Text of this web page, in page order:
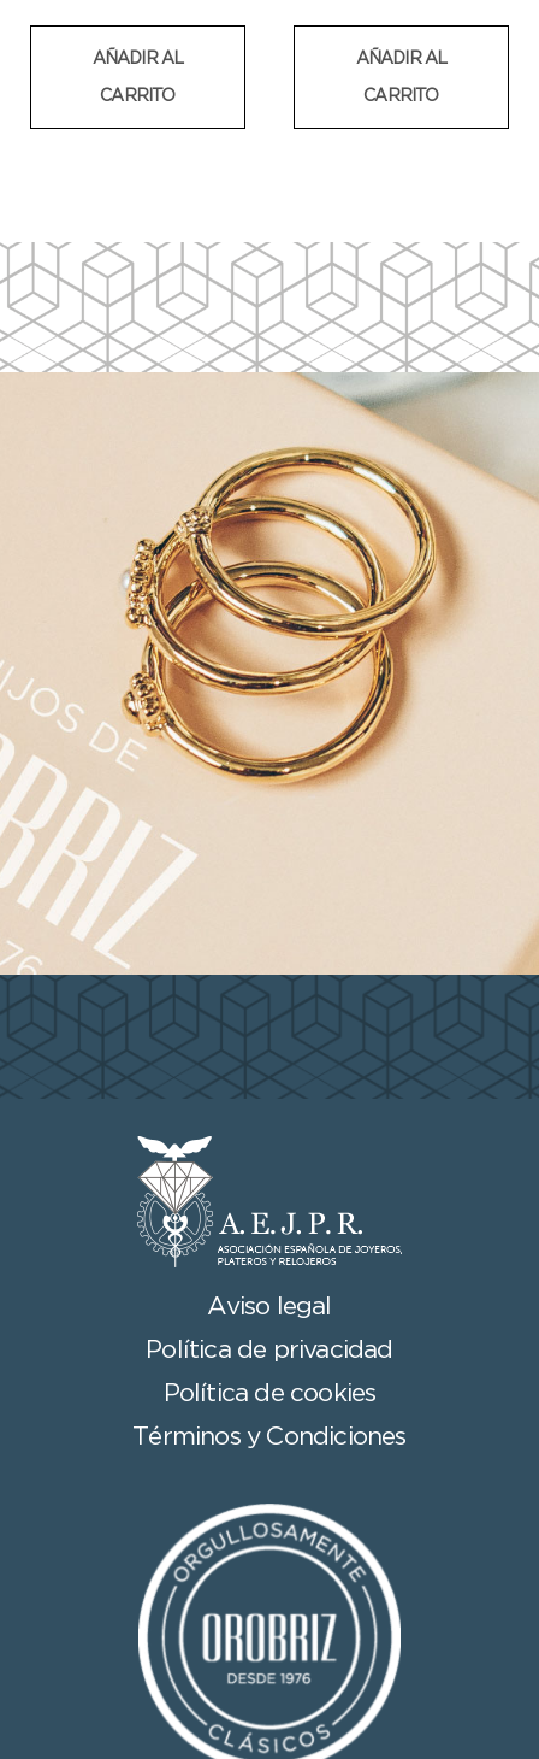
AÑADIR AL
CARRITO
AÑADIR AL
CARRITO
Aviso legal
Política de privacidad
Política de cookies
Términos y Condiciones